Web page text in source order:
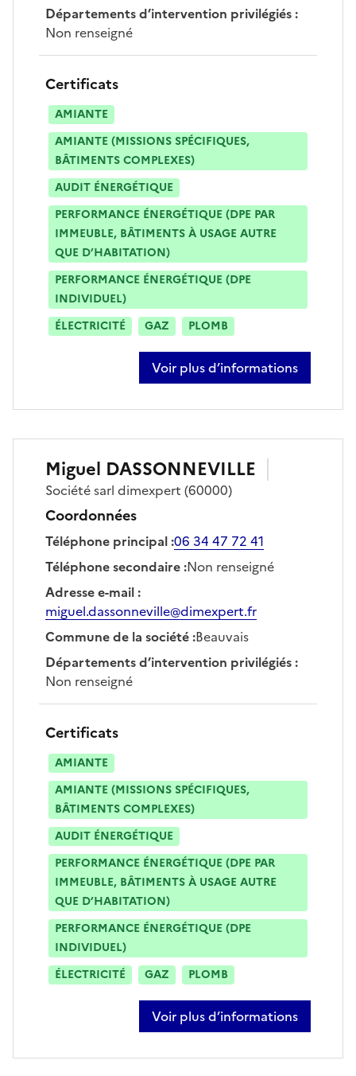
Départements d’intervention privilégiés:
Non renseigné
Certificats
AMIANTE
AMIANTE (MISSIONS SPÉCIFIQUES,
BÂTIMENTS COMPLEXES)
AUDIT ÉNERGÉTIQUE
PERFORMANCE ÉNERGÉTIQUE (DPE PAR
IMMEUBLE, BÂTIMENTS À USAGE AUTRE
QUE D’HABITATION)
PERFORMANCE ÉNERGÉTIQUE (DPE
INDIVIDUEL)
ÉLECTRICITÉ
GAZ PLOMB
Voir plus d’informations
sur matthieu da costa
Miguel DASSONNEVILLE
Sociétésarl dimexpert (60000)
Coordonnées
Téléphone principal:06 34 47 72 41
Téléphone secondaire:Non renseigné
Adresse e-mail:
miguel.dassonneville@dimexpert.fr
Commune de la société:Beauvais
Départements d’intervention privilégiés:
Non renseigné
Certificats
AMIANTE
AMIANTE (MISSIONS SPÉCIFIQUES,
BÂTIMENTS COMPLEXES)
AUDIT ÉNERGÉTIQUE
PERFORMANCE ÉNERGÉTIQUE (DPE PAR
IMMEUBLE, BÂTIMENTS À USAGE AUTRE
QUE D’HABITATION)
PERFORMANCE ÉNERGÉTIQUE (DPE
INDIVIDUEL)
ÉLECTRICITÉ
GAZ PLOMB
Voir plus d’informations
sur miguel dassonneville